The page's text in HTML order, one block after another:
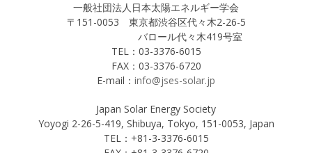
一般社団法人日本太陽エネルギー学会
〒151-0053 東京都渋谷区代々木2-26-5
バロール代々木419号室
TEL：03-3376-6015
FAX：03-3376-6720
E-mail： info@jses-solar.jp
Japan Solar Energy Society
Yoyogi 2-26-5-419, Shibuya, Tokyo, 151-0053, Japan
TEL：+81-3-3376-6015